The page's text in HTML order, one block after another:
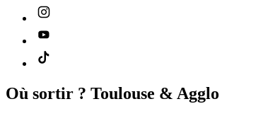
Où sortir ? Toulouse & Agglo